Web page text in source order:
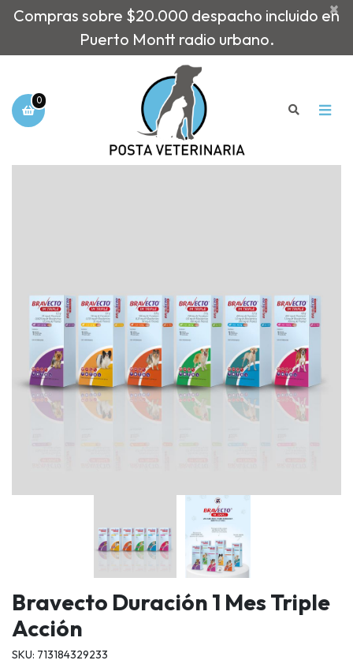
Compras sobre $20.000 despacho incluido en
Puerto Montt radio urbano.
×
0
Bravecto Duración 1 Mes Triple
Acción
SKU: 713184329233